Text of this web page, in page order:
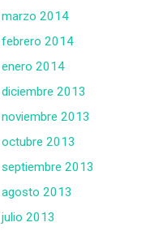
marzo 2014
febrero 2014
enero 2014
diciembre 2013
noviembre 2013
octubre 2013
septiembre 2013
agosto 2013
julio 2013